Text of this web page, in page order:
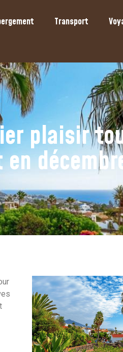
Transport
plaisir